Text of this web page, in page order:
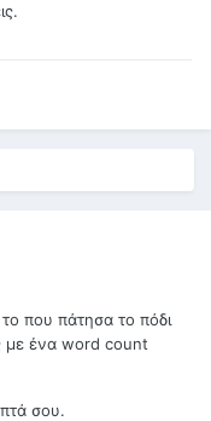
που πάτησα το πόδι
ένα word count
σου.